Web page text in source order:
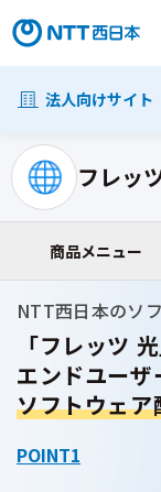
法人向けサイト
フレッ
NTT西日本のソ
「フレッツ
エンドユーザ
ソフトウェア
POINT1
商品メニュー